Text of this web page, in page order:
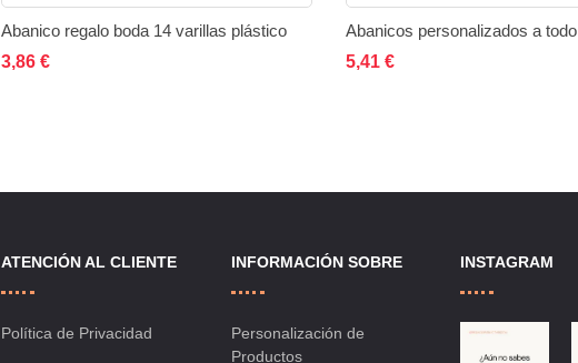
Abanico regalo boda 14 varillas plástico
3,86 €
deseos
Abanicos personalizados a
5,41 €
deseos
ATENCIÓN AL CLIENTE
Política de Privacidad
INFORMACIÓN SOBRE
Personalización de
Productos
INSTAGRAM